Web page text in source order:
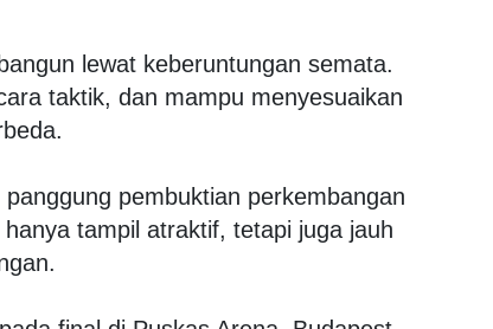
lewat keberuntungan semata.
taktik, dan mampu menyesuaikan
pembuktian perkembangan
tampil atraktif, tetapi juga jauh